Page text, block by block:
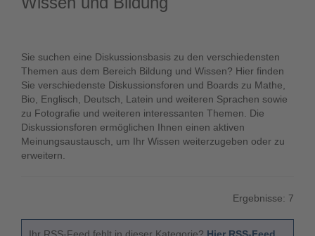
Sie suchen eine Diskussionsbasis zu den verschiedensten
Themen aus dem Bereich Bildung und Wissen? Hier finden
Sie verschiedenste Diskussionsforen und Boards zu Mathe,
Bio, Englisch, Deutsch, Latein und weiteren Sprachen sowie
zu Fotografie und weiteren interessanten Themen. Die
Diskussionsforen ermöglichen Ihnen einen aktiven
Meinungsaustausch, um Ihr Wissen weiterzugeben oder zu
erweitern.
Ergebnisse: 7